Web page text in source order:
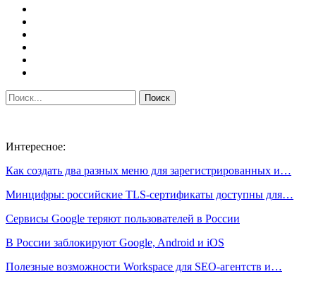
Интересное:
Как создать два разных меню для зарегистрированных и…
Минцифры: российские TLS-сертификаты доступны для…
Сервисы Google теряют пользователей в России
В России заблокируют Google, Android и iOS
Полезные возможности Workspace для SEO-агентств и…